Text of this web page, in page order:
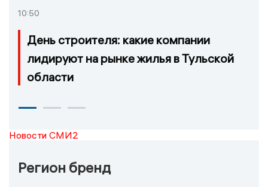
10:50
День строителя: какие компании
лидируют на рынке жилья в Тульской
области
Новости СМИ2
Регион бренд